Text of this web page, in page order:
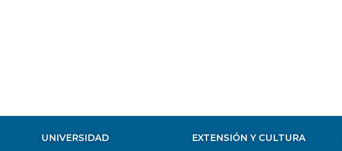
UNIVERSIDAD EXTENSIÓN Y CULTURA